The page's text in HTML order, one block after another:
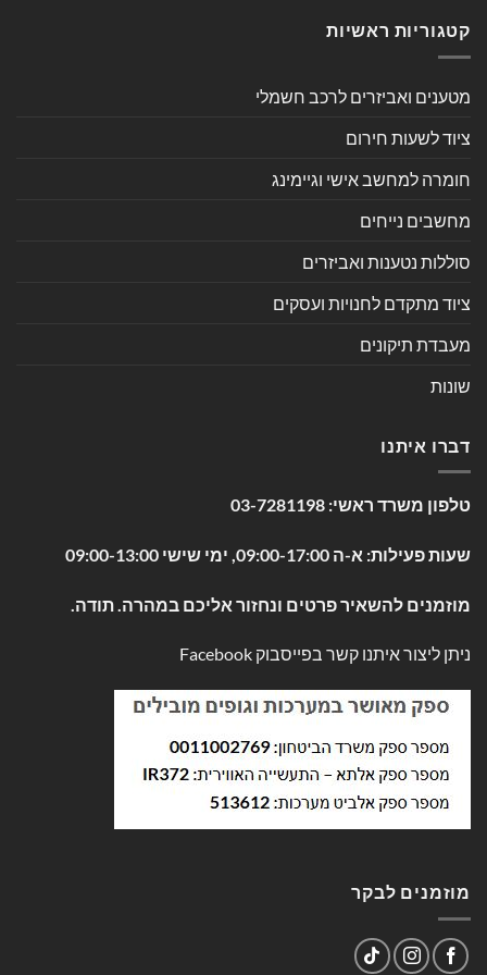
קטגוריות ראשיות
מטענים ואביזרים לרכב חשמלי
ציוד לשעות חירום
חומרה למחשב אישי וגיימינג
מחשבים נייחים
סוללות נטענות ואביזרים
ציוד מתקדם לחנויות ועסקים
מעבדת תיקונים
שונות
דברו איתנו
טלפון משרד ראשי: 03-7281198
שעות פעילות: א-ה 09:00-17:00, ימי שישי 09:00-13:00
מוזמנים להשאיר פרטים ונחזור אליכם במהרה. תודה.
ניתן ליצור איתנו קשר בפייסבוק Facebook
מוזמנים לבקר